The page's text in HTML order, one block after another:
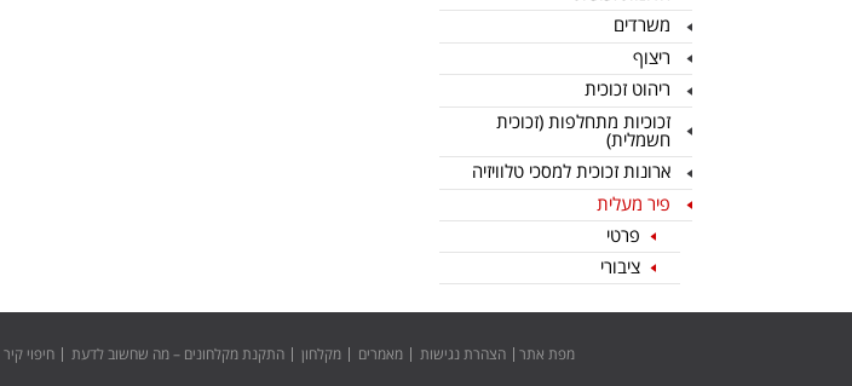
משרדים
ריצוף
ריהוט זכוכית
זכוכיות מתחלפות (זכוכית
חשמלית)
ארונות זכוכית למסכי טלוויזיה
פיר מעלית
פרטי
ציבורי
מפת אתר הצהרת נגישות מאמרים מקלחון התקנת מקלחונים – מה שחשוב לדעת חיפוי קיר